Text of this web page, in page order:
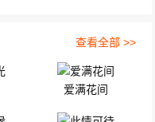
查看全部 >>
爱满花间